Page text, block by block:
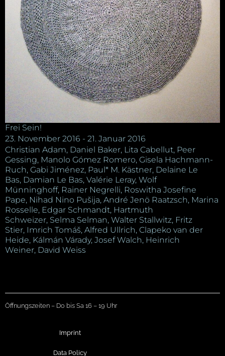
Frei Sein!
23. November 2016 - 21. Januar 2016
Christian Adam, Daniel Baker, Lita Cabellut, Peer
Gessing, Manolo Gómez Romero, Gisela Hachmann-
Ruch, Gabi Jiménez, Paul* M. Kästner, Delaine Le
Bas, Damian Le Bas, Valérie Leray, Wolf
Münninghoff, Rainer Negrelli, Roswitha Josefine
Pape, Nihad Nino Pušija, André Jenö Raatzsch, Marina
Rosselle, Edgar Schmandt, Hartmuth
Schweizer, Selma Selman, Walter Stallwitz, Fritz
Stier, Imrich Tomáš, Alfred Ullrich, Clapeko van der
Heide, Kálmán Várady, Josef Walch, Heinrich
Weiner, David Weiss
Öffnungszeiten – Do bis Sa 16 – 19 Uhr
Imprint
Data Policy